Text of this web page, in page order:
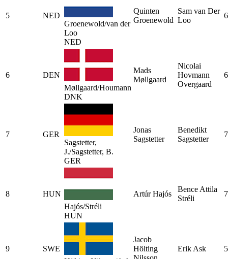
5
NED
Groenewold/van der
Loo
NED
Quinten
Groenewold
Sam van Der
Loo
6
DEN
Møllgaard/Houmann
DNK
Mads
Møllgaard
Nicolai
Hovmann
Overgaard
7
GER
Sagstetter,
J./Sagstetter, B.
GER
Jonas
Sagstetter
Benedikt
Sagstetter
8
HUN
Hajós/Stréli
HUN
Artúr Hajós
Bence Attila
Stréli
9
SWE
Jacob
Hölting
Erik Ask